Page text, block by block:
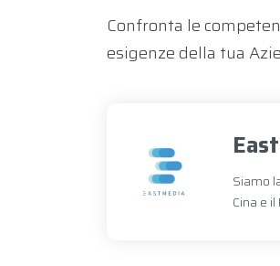
Confronta le
esigenze della tua
Siamo
Cina e